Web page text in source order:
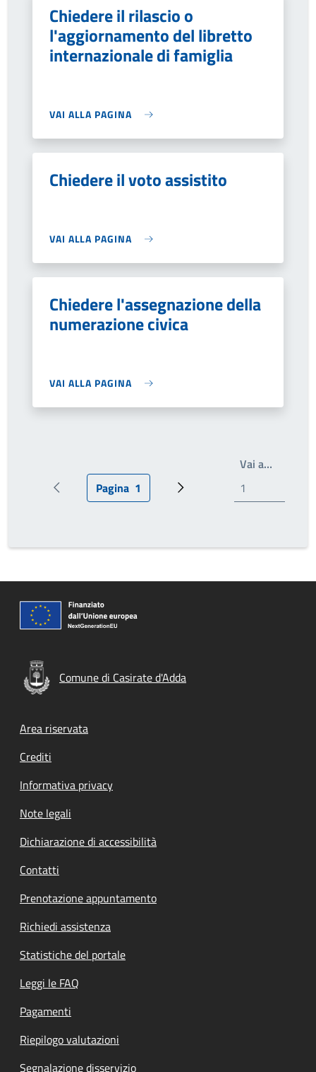
Chiedere il rilascio o
l'aggiornamento del libretto
internazionale di famiglia
VAI ALLA PAGINA
Chiedere il voto assistito
VAI ALLA PAGINA
Chiedere l'assegnazione della
numerazione civica
VAI ALLA PAGINA
Pagina precedentePagina attuale
Pagina 1 Prossima pagina
Vai a…
Comune di Casirate d'Adda
Footer menu
Area riservata
Crediti
Informativa privacy
Note legali
Dichiarazione di accessibilità
Contatti
Prenotazione appuntamento
Richiedi assistenza
Statistiche del portale
Leggi le FAQ
Pagamenti
Riepilogo valutazioni
Segnalazione disservizio